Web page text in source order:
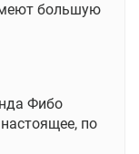
большую
Фибо
по